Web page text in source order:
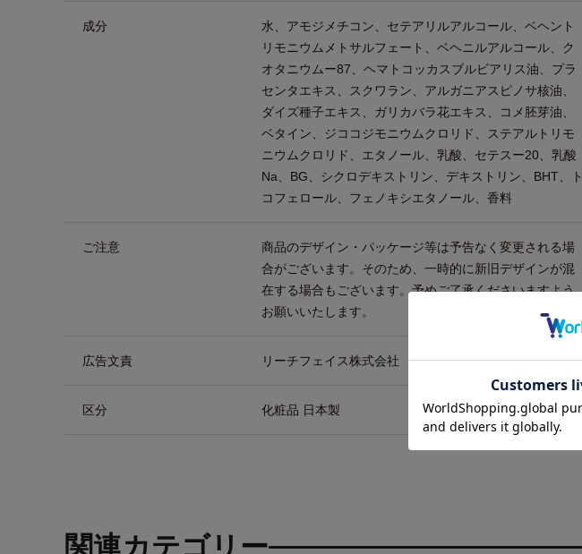
成分
水、アモジメチコン、セテアリルアルコール、ベヘント
リモニウムメトサルフェート、ベヘニルアルコール、ク
オタニウムー87、ヘマトコッカスブルビアリス油、プラ
センタエキス、スクワラン、アルガニアスピノサ核油、
ダイズ種子エキス、ガリカバラ花エキス、コメ胚芽油、
ベタイン、ジココジモニウムクロリド、ステアルトリモ
ニウムクロリド、エタノール、乳酸、セテスー20、乳酸
Na、BG、シクロデキストリン、デキストリン、BHT、ト
コフェロール、フェノキシエタノール、香料
ご注意
商品のデザイン・パッケージ等は予告なく変更される場
合がございます。そのため、一時的に新旧デザインが混
在する場合もございます。予めご了承くださいますよう
お願いいたします。
広告文責 リーチフェイス株式会社 TEL 06-6711-0344
区分 化粧品 日本製
関連カテゴリー